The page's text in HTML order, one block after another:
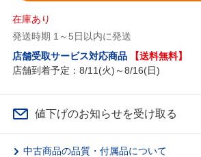
在庫あり
発送時期 1～5日以内に発送
店舗受取サービス対応商品
【送料無料】
店舗到着予定：8/11(火)～8/16(日)
値下げのお知らせを受け取る
中古商品の品質・付属品について